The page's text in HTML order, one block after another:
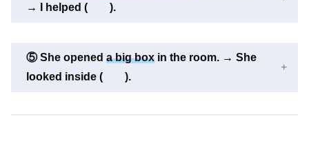
→ I helped ( ).
⑤ She openeda big box in the room. → She
looked inside ( ).